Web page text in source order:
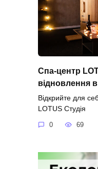
Спа-центр
відновлення
Відкрийте для
LOTUS Студія
0 69